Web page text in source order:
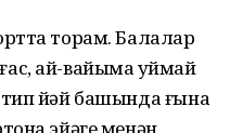
торам. Балалар
ай-вайыма ҡуймай
йəй башында ғына